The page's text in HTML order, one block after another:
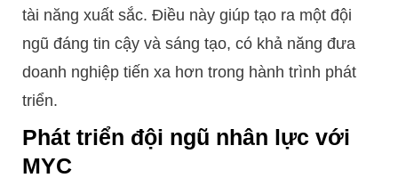
tài năng xuất sắc. Điều này giúp tạo ra một đội
ngũ đáng tin cậy và sáng tạo, có khả năng đưa
doanh nghiệp tiến xa hơn trong hành trình phát
triển.
Phát triển đội ngũ nhân lực với
MYC